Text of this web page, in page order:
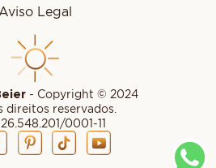
- Copyright © 2024
direitos reservados.
0001-11
Aviso Legal